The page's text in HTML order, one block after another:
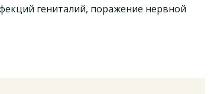
гениталий, поражение нервной